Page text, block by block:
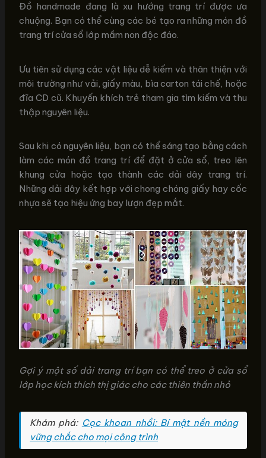
Đồ handmade đang là xu hướng trang trí được ưa
chuộng. Bạn có thể cùng các bé tạo ra những món đồ
trang trí cửa sổ lớp mầm non độc đáo.
Ưu tiên sử dụng các vật liệu dễ kiếm và thân thiện với
môi trường như vải, giấy màu, bìa carton tái chế, hoặc
đĩa CD cũ. Khuyến khích trẻ tham gia tìm kiếm và thu
thập nguyên liệu.
Sau khi có nguyên liệu, bạn có thể sáng tạo bằng cách
làm các món đồ trang trí để đặt ở cửa sổ, treo lên
khung cửa hoặc tạo thành các dải dây trang trí.
Những dải dây kết hợp với chong chóng giấy hay cốc
nhựa sẽ tạo hiệu ứng bay lượn đẹp mắt.
Gợi ý một số dải trang trí bạn có thể treo ở cửa sổ
lớp học kích thích thị giác cho các thiên thần nhỏ
Khám phá: Cọc khoan nhồi: Bí mật nền móng
vững chắc cho mọi công trình